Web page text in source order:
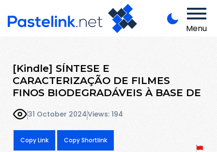
Menu
[Kindle] SÍNTESE E
CARACTERIZAÇÃO DE FILMES
FINOS BIODEGRADÁVEIS À BASE DE
31 October 2024Views: 194
Copy Link Copy Shortlink